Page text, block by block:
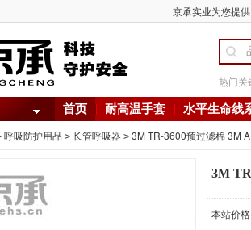
京承实业为您提
热门关
首页 耐高温手套 水平生命线
呼吸防护用品 > 长管呼吸器 > 3M TR-3600预过滤棉 3M
3M
本站价